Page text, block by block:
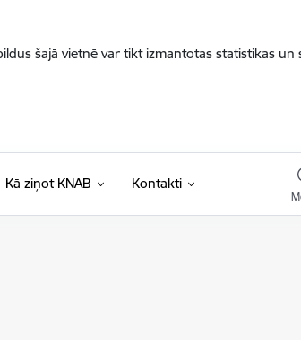
šajā vietnē var tikt izmantotas statistikas un
Kā ziņot KNAB Kontakti